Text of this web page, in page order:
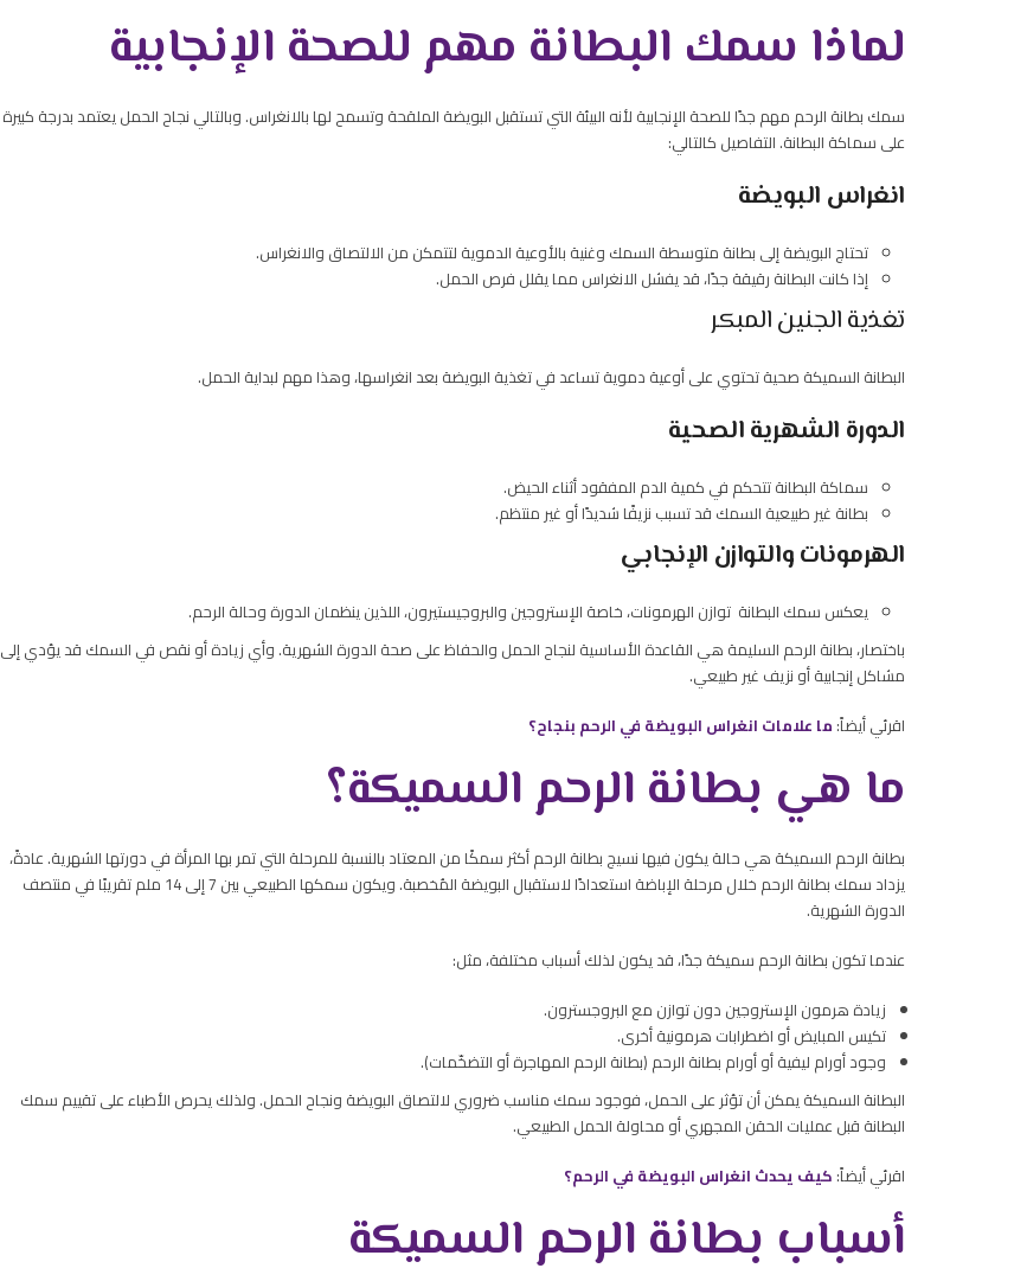
لماذا سمك البطانة مهم للصحة الإنجابية
سمك بطانة الرحم مهم جدًا للصحة الإنجابية لأنه البيئة التي تستقبل البويضة الملقحة وتسمح لها بالانغراس. وبالتالي نجاح الحمل يعتمد بدرجة كبيرة
على سماكة البطانة. التفاصيل كالتالي:
انغراس البويضة
تحتاج البويضة إلى بطانة متوسطة السمك وغنية بالأوعية الدموية لتتمكن من الالتصاق والانغراس.
إذا كانت البطانة رقيقة جدًا، قد يفشل الانغراس مما يقلل فرص الحمل.
تغذية الجنين المبكر
البطانة السميكة صحية تحتوي على أوعية دموية تساعد في تغذية البويضة بعد انغراسها، وهذا مهم لبداية الحمل.
الدورة الشهرية الصحية
سماكة البطانة تتحكم في كمية الدم المفقود أثناء الحيض.
بطانة غير طبيعية السمك قد تسبب نزيفًا شديدًا أو غير منتظم.
الهرمونات والتوازن الإنجابي
يعكس سمك البطانة توازن الهرمونات، خاصة الإستروجين والبروجيستيرون، اللذين ينظمان الدورة وحالة الرحم.
باختصار، بطانة الرحم السليمة هي القاعدة الأساسية لنجاح الحمل والحفاظ على صحة الدورة الشهرية. وأي زيادة أو نقص في السمك قد يؤدي إلى
مشاكل إنجابية أو نزيف غير طبيعي.
اقرئي أيضاً: ما علامات انغراس البويضة في الرحم بنجاح؟
ما هي بطانة الرحم السميكة؟
بطانة الرحم السميكة هي حالة يكون فيها نسيج بطانة الرحم أكثر سمكًا من المعتاد بالنسبة للمرحلة التي تمر بها المرأة في دورتها الشهرية. عادةً،
يزداد سمك بطانة الرحم خلال مرحلة الإباضة استعدادًا لاستقبال البويضة المُخصبة. ويكون سمكها الطبيعي بين 7 إلى 14 ملم تقريبًا في منتصف
الدورة الشهرية.
عندما تكون بطانة الرحم سميكة جدًا، قد يكون لذلك أسباب مختلفة، مثل:
زيادة هرمون الإستروجين دون توازن مع البروجسترون.
تكيس المبايض أو اضطرابات هرمونية أخرى.
وجود أورام ليفية أو أورام بطانة الرحم (بطانة الرحم المهاجرة أو التضخّمات).
البطانة السميكة يمكن أن تؤثر على الحمل، فوجود سمك مناسب ضروري لالتصاق البويضة ونجاح الحمل. ولذلك يحرص الأطباء على تقييم سمك
البطانة قبل عمليات الحقن المجهري أو محاولة الحمل الطبيعي.
اقرئي أيضاً: كيف يحدث انغراس البويضة في الرحم؟
أسباب بطانة الرحم السميكة